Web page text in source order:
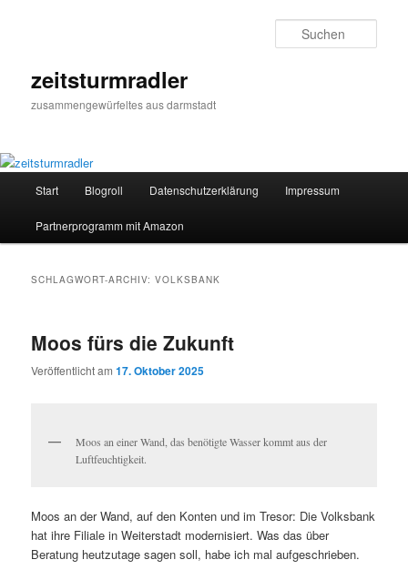
zeitsturmradler
zusammengewürfeltes aus darmstadt
Start Blogroll Datenschutzerklärung Impressum
Partnerprogramm mit Amazon
SCHLAGWORT-ARCHIV:VOLKSBANK
Moos fürs die Zukunft
Veröffentlicht am17. Oktober 2025
Moos an einer Wand, das benötigte Wasser kommt aus der
Luftfeuchtigkeit.
Moos an der Wand, auf den Konten und im Tresor: Die Volksbank
hat ihre Filiale in Weiterstadt modernisiert. Was das über
Beratung heutzutage sagen soll, habe ich mal aufgeschrieben.